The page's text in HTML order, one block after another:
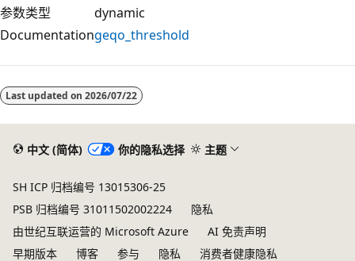
参数类型
dynamic
Documentationgeqo_threshold
Last updated on 2026/07/22
中文 (简体) 你的隐私选择 主题
SH ICP 归档编号 13015306-25
PSB 归档编号 31011502002224
隐私
由世纪互联运营的 Microsoft Azure
AI 免责声明
早期版本
博客 参与 隐私 消费者健康隐私